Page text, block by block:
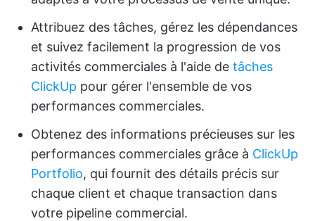
Attribuez des tâches, gérez les dépendances
et suivez facilement la progression de vos
activités commerciales à l'aide de tâches
ClickUp pour gérer l'ensemble de vos
performances commerciales.
Obtenez des informations précieuses sur les
performances commerciales grâce à ClickUp
Portfolio, qui fournit des détails précis sur
chaque client et chaque transaction dans
votre pipeline commercial.